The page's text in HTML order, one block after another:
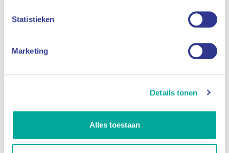
Statistieken
Marketing
Details tonen
Alles toestaan
goed gaat, mag zijn schoonvader er niet de dupe van worden. We
hebben dus duidelijke afspraken gemaakt’, zegt ze.
Jordy ging zonder enige kennis of ervaring in januari aan de slag.
Een Hilti machine was nog een mysterie voor hem. Eind februari
Hij leert dat ook te doen op een ladder, ‘maar dat vind ik nog wel
wat lastig’. Wel duikt Jordy zonder bedenkingen in de benauwde
ruimtes onder vloeren om te inspecteren of daar geïsoleerd kan